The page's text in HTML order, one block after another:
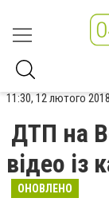
11:30, 12 лютого
ДТП на
відео із
ОНОВЛЕНО